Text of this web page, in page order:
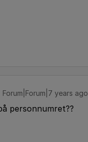
Forum|Forum|7 years ago
personnumret??